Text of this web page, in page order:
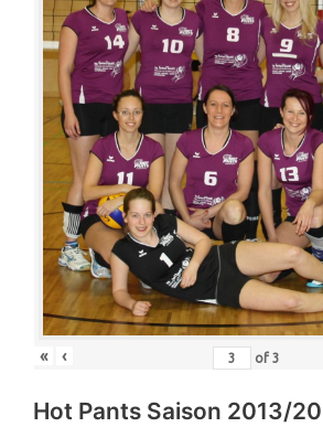
« ‹ of3
Hot Pants Saison 2013/